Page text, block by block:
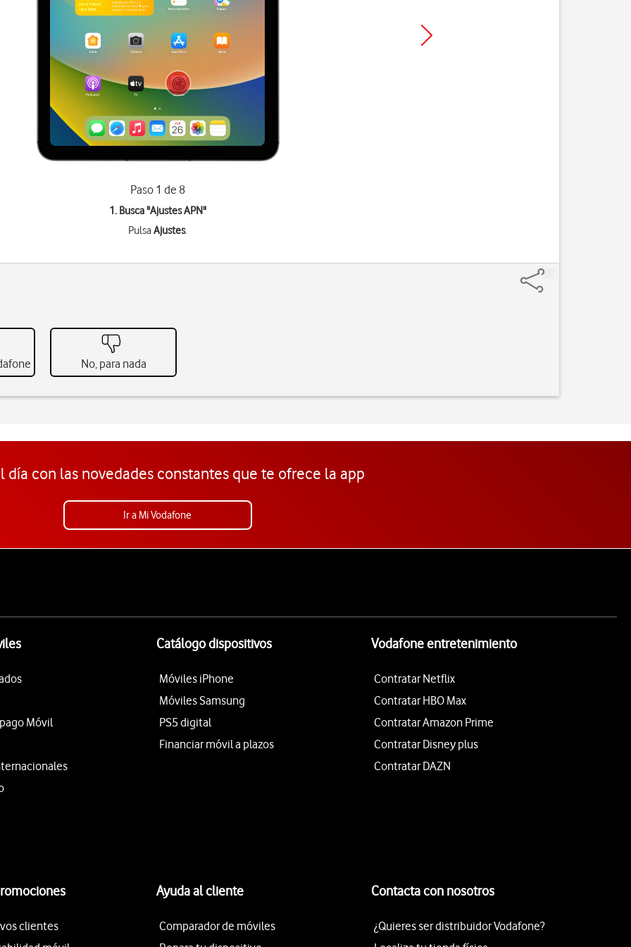
Paso 1 de 8
1. Busca "Ajustes APN"
PulsaAjustes.
No, para nada
día con las novedades constantes que te ofrece la app
Ir a Mi Vodafone
Móvil
Catálogo dispositivos
Móviles iPhone
Móviles Samsung
PS5 digital
Financiar móvil a plazos
Vodafone entretenimiento
Contratar Netflix
Contratar HBO Max
Contratar Amazon Prime
Contratar Disney plus
Contratar DAZN
clientes
Ayuda al cliente
Comparador de móviles
Contacta con nosotros
¿Quieres ser distribuidor Vodafone?